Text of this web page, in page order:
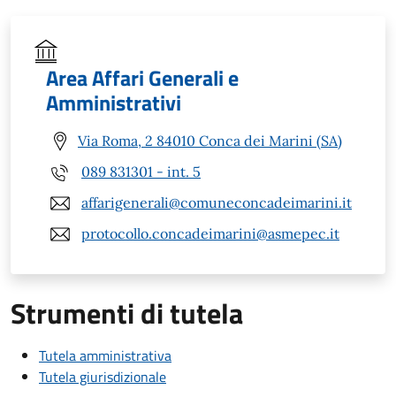
Area Affari Generali e
Amministrativi
Via Roma, 2 84010 Conca dei Marini (SA)
089 831301 - int. 5
affarigenerali@comuneconcadeimarini.it
protocollo.concadeimarini@asmepec.it
Strumenti di tutela
Tutela amministrativa
Tutela giurisdizionale